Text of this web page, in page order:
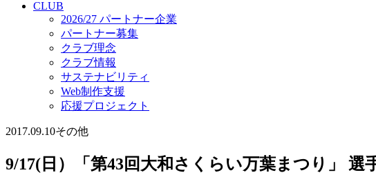
CLUB
2026/27 パートナー企業
パートナー募集
クラブ理念
クラブ情報
サステナビリティ
Web制作支援
応援プロジェクト
2017.09.10その他
9/17(日）「第43回大和さくらい万葉まつり」